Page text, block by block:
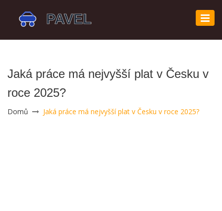
Jaká práce má nejvyšší plat v Česku v
roce 2025?
Domů Jaká práce má nejvyšší plat v Česku v roce 2025?